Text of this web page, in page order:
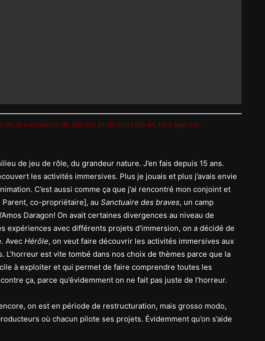
la naissance de Hérôle et de ton rôle en tant que co-
de jeu de rôle, du grandeur nature. J’en fais depuis 15 ans.
les activités immersives. Plus je jouais et plus j’avais envie
C’est aussi comme ça que j’ai rencontré mon conjoint et
Parent, co-propriétaire], au Sanctuaire des braves, un camp
Daragon! On avait certaines divergences au niveau de
expériences avec différents projets d’immersion, on a décidé de
Avec Hérôle, on veut faire découvrir les activités immersives aux
L’horreur est vite tombé dans nos choix de thèmes parce que la
à exploiter et qui permet de faire comprendre toutes les
ça, parce qu’évidemment on ne fait pas juste de l’horreur.
on est en période de restructuration, mais grosso modo,
où chacun pilote ses projets. Évidemment qu’on s’aide